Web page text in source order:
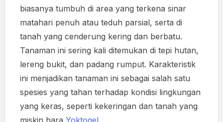
biasanya tumbuh di area yang terkena sinar
matahari penuh atau teduh parsial, serta di
tanah yang cenderung kering dan berbatu.
Tanaman ini sering kali ditemukan di tepi hutan,
lereng bukit, dan padang rumput. Karakteristik
ini menjadikan tanaman ini sebagai salah satu
spesies yang tahan terhadap kondisi lingkungan
yang keras, seperti kekeringan dan tanah yang
miskin hara Yoktogel.